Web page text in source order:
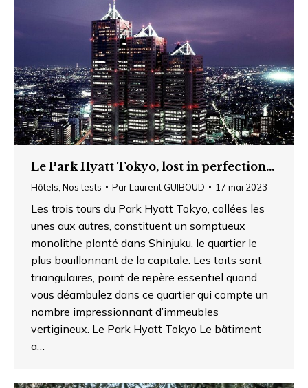
Le Park Hyatt Tokyo, lost in perfection…
Hôtels, Nos tests ParLaurent GUIBOUD 17 mai 2023
Les trois tours du Park Hyatt Tokyo, collées les
unes aux autres, constituent un somptueux
monolithe planté dans Shinjuku, le quartier le
plus bouillonnant de la capitale. Les toits sont
triangulaires, point de repère essentiel quand
vous déambulez dans ce quartier qui compte un
nombre impressionnant d’immeubles
vertigineux. Le Park Hyatt Tokyo Le bâtiment
a…